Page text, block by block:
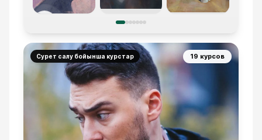
19 курсов
Сурет салу бойынша курстар